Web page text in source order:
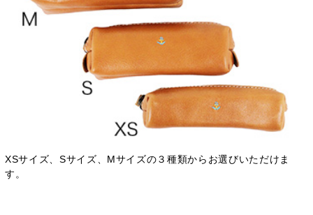
XSサイズ、Sサイズ、Mサイズの３種類からお選びいただけま
す。